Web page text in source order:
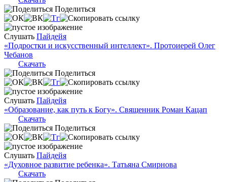
Поделиться
Слушать Пайдейя
«Подростки и искусственный интеллект». Протоиерей Олег
Чебанов
Скачать
Поделиться
Слушать Пайдейя
«Образование, как путь к Богу». Священник Роман Кацап
Скачать
Поделиться
Слушать Пайдейя
«Духовное развитие ребенка». Татьяна Смирнова
Скачать